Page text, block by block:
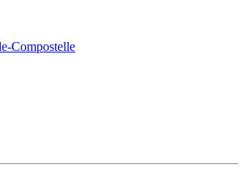
Compostelle